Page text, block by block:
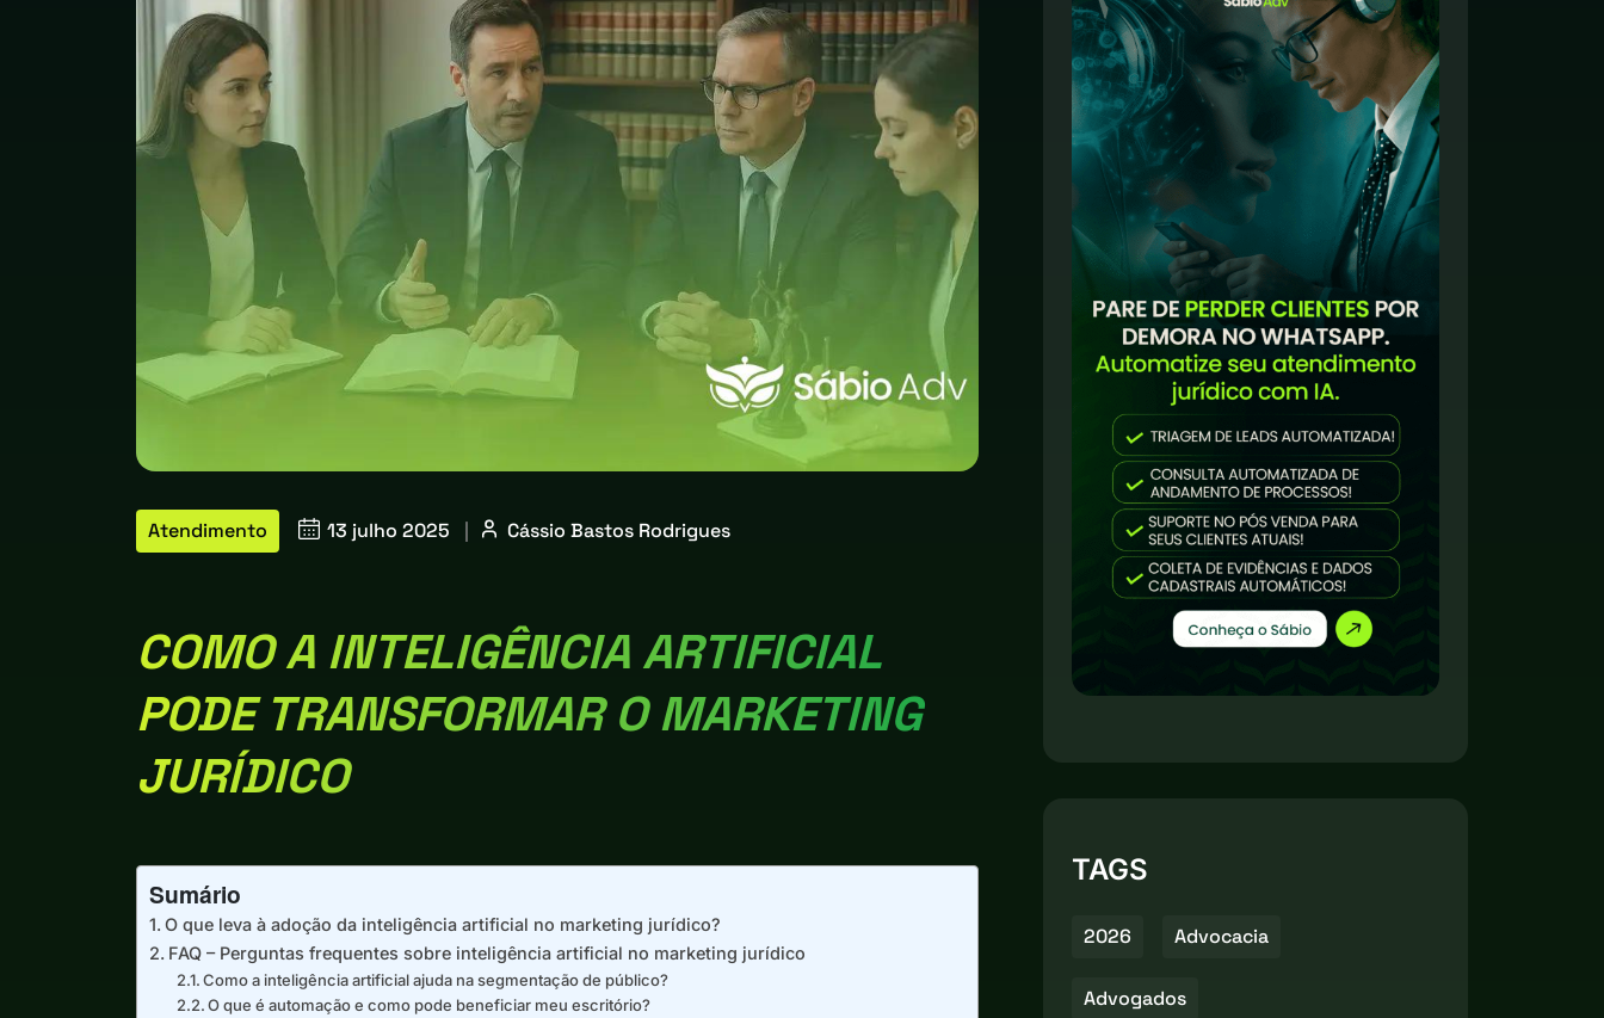
Atendimento 13 julho 2025 | Cássio Bastos Rodrigues
COMO A INTELIGÊNCIA ARTIFICIAL
PODE TRANSFORMAR O MARKETING
JURÍDICO
Sumário
O que leva à adoção da inteligência artificial no marketing jurídico?
FAQ – Perguntas frequentes sobre inteligência artificial no marketing jurídico
Como a inteligência artificial ajuda na segmentação de público?
O que é automação e como pode beneficiar meu escritório?
TAGS
2026 Advocacia
Advogados